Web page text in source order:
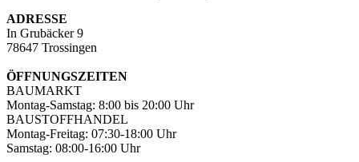
ADRESSE
In Grubäcker 9
78647 Trossingen
ÖFFNUNGSZEITEN
BAUMARKT
Montag-Samstag: 8:00 bis 20:00 Uhr
BAUSTOFFHANDEL
Montag-Freitag: 07:30-18:00 Uhr
Samstag: 08:00-16:00 Uhr